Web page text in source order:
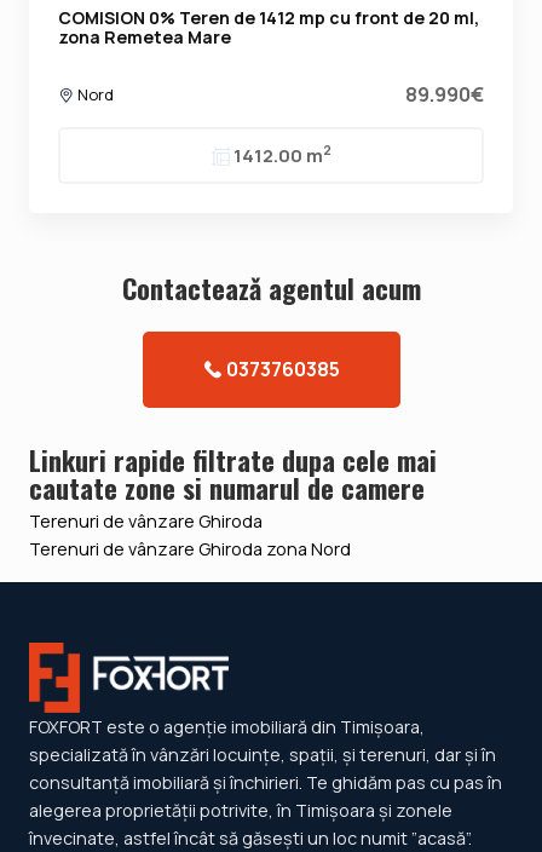
COMISION 0% Teren de 1412 mp cu front de 20 ml,
zona Remetea Mare
Nord 89.990€
1412.00 m2
Contacteazǎ agentul acum
0373760385
Linkuri rapide filtrate dupa cele mai
cautate zone si numarul de camere
Terenuri de vânzare Ghiroda
Terenuri de vânzare Ghiroda zona Nord
FOXFORT este o agenție imobiliară din Timișoara,
specializată în vânzări locuințe, spații, și terenuri, dar și în
consultanță imobiliară și închirieri. Te ghidăm pas cu pas în
alegerea proprietății potrivite, în Timișoara și zonele
învecinate, astfel încât să găsești un loc numit ”acasă”.